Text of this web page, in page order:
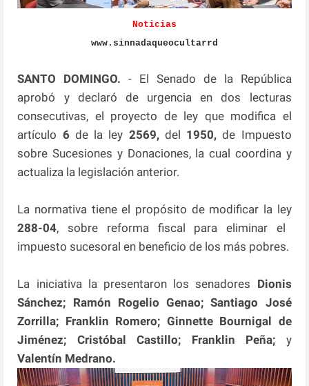
Noticias
www.sinnadaqueocultarrd
SANTO DOMINGO.- El Senado de la República
aprobó y declaró de urgencia en dos lecturas
consecutivas, el proyecto de ley que modifica el
artículo 6 de la ley 2569,del 1950, de Impuesto
sobre Sucesiones y Donaciones, la cual coordina y
actualiza la legislación anterior.
La normativa tiene el propósito de modificar la ley
288-04, sobre reforma fiscal para eliminar el
impuesto sucesoral en beneficio de los más pobres.
La iniciativa la presentaron los senadores Dionis
Sánchez; Ramón Rogelio Genao; Santiago José
Zorrilla; Franklin Romero; Ginnette Bournigal de
Jiménez; Cristóbal Castillo; Franklin Peña; y
Valentín Medrano.